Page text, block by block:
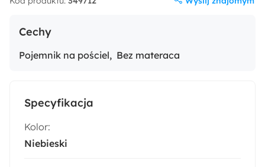
Cechy
Pojemnik na pościel Bez materaca
Specyfikacja
Kolor:
Niebieski